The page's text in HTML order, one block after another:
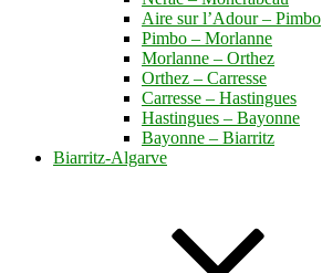
Aire sur l’Adour – Pimbo
Pimbo – Morlanne
Morlanne – Orthez
Orthez – Carresse
Carresse – Hastingues
Hastingues – Bayonne
Bayonne – Biarritz
Biarritz-Algarve